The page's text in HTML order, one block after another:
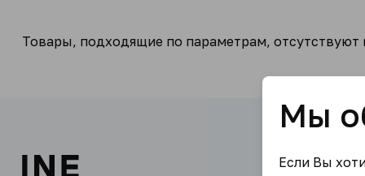
Товары, подходящие по параметрам, отсутствуют
Мы
Если Вы